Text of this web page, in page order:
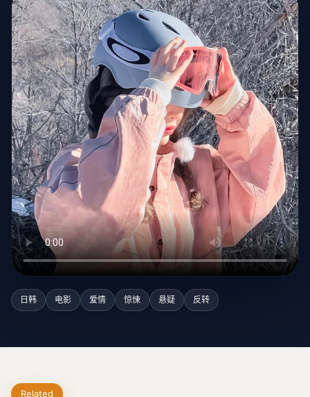
日韩 电影 爱情 惊悚 悬疑 反转
Related